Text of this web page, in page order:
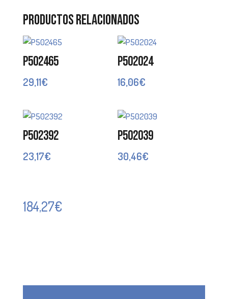
Productos relacionados
P502465
29,11€
P502024
16,06€
P502392
23,17€
P502039
30,46€
184,27€